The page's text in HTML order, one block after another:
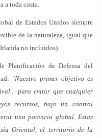
a toda costa.
de Estados Unidos siempre
de la naturaleza, igual que
no incluidos).
Planificación de Defensa del
"Nuestro primer objetivo es
para evitar que cualquier
recursos, bajo un control
una potencia global. Estas
Oriental, el territorio de la